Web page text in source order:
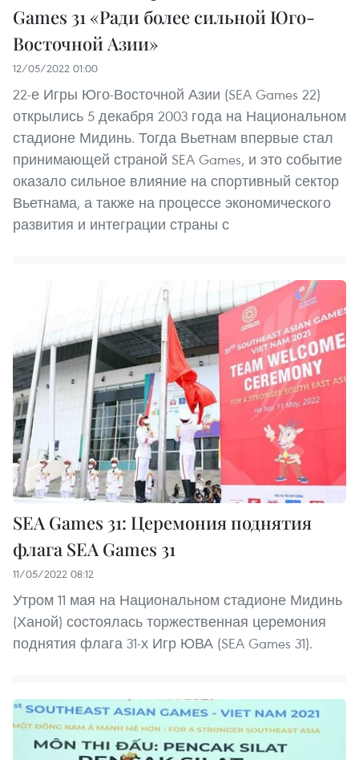
Games 31 «Ради более сильной Юго-
Восточной Азии»
12/05/2022 01:00
22-е Игры Юго-Восточной Азии (SEA Games 22)
открылись 5 декабря 2003 года на Национальном
стадионе Мидинь. Тогда Вьетнам впервые стал
принимающей страной SEA Games, и это событие
оказало сильное влияние на спортивный сектор
Вьетнама, а также на процессе экономического
развития и интеграции страны с
SEA Games 31: Церемония поднятия
флага SEA Games 31
11/05/2022 08:12
Утром 11 мая на Национальном стадионе Мидинь
(Ханой) состоялась торжественная церемония
поднятия флага 31-х Игр ЮВА (SEA Games 31).